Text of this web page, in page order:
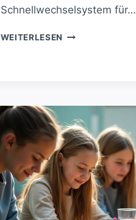
Schnellwechselsystem für…
WEITERLESEN REVOLUTION
P2S